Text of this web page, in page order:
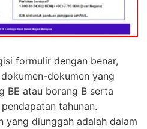
formulir dengan benar,
dokumen yang
BE atau borang B serta
tahunan.
yang diunggah adalah dalam